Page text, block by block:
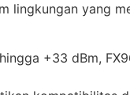
lingkungan yang
+33 dBm,